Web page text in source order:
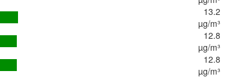
13.2
µg/m³
12.8
µg/m³
12.8
µg/m³